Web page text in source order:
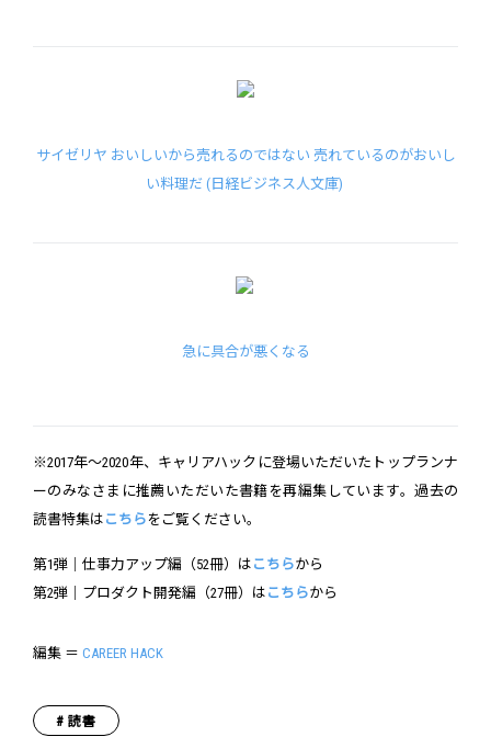
サイゼリヤ おいしいから売れるのではない 売れているのがおいし
い料理だ (日経ビジネス人文庫)
急に具合が悪くなる
※2017年～2020年、キャリアハックに登場いただいたトップランナ
ーのみなさまに推薦いただいた書籍を再編集しています。過去の
読書特集は こちらをご覧ください。
第1弾｜仕事力アップ編（52冊）は こちらから
第2弾｜プロダクト開発編（27冊）は こちらから
編集 ＝ CAREER HACK
読書